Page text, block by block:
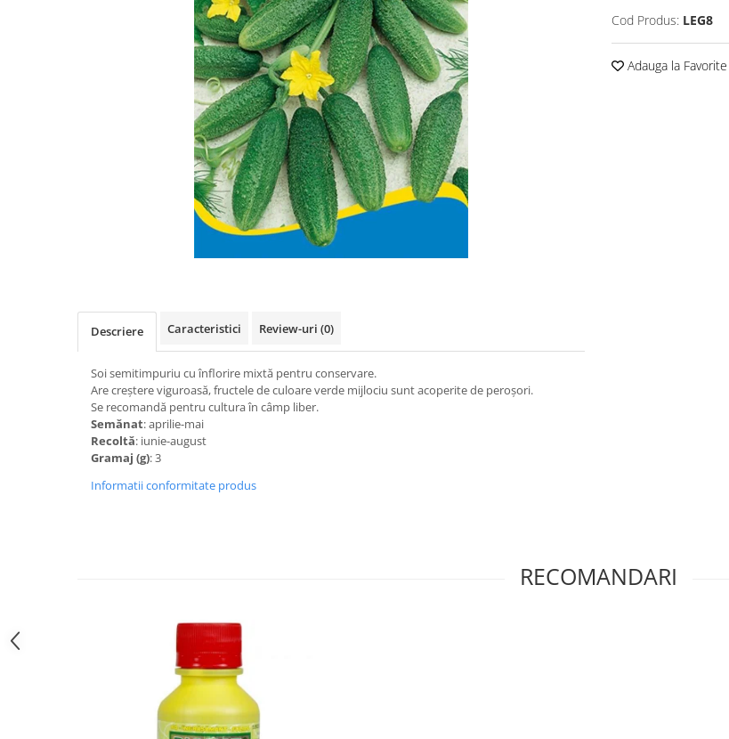
Cod Produs: LEG8
Adauga la Favorite
Descriere Caracteristici Review-uri (0)
Soi semitimpuriu cu înflorire mixtă pentru conservare.
Are creștere viguroasă, fructele de culoare verde mijlociu sunt acoperite de peroșori.
Se recomandă pentru cultura în câmp liber.
Semănat: aprilie-mai
Recoltă: iunie-august
Gramaj (g): 3
Informatii conformitate produs
RECOMANDARI